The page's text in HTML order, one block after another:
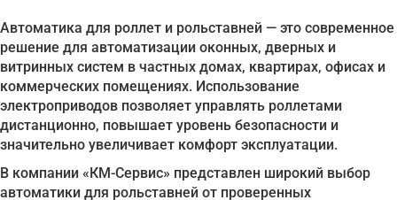
Автоматика для роллет и рольставней — это современное
решение для автоматизации оконных, дверных и
витринных систем в частных домах, квартирах, офисах и
коммерческих помещениях. Использование
электроприводов позволяет управлять роллетами
дистанционно, повышает уровень безопасности и
значительно увеличивает комфорт эксплуатации.
В компании «КМ-Сервис» представлен широкий выбор
автоматики для рольставней от проверенных